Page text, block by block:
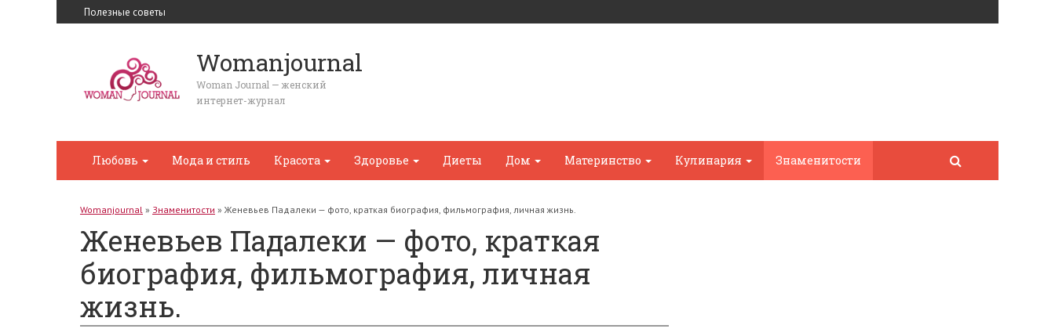
Полезные советы
Womanjournal
Woman Journal — женский
интернет-журнал
Любовь Мода и стиль Красота Здоровье Диеты Дом Материнство Кулинария Знаменитости
Womanjournal » Знаменитости » Женевьев Падалеки — фото, краткая биография, фильмография, личная жизнь.
Женевьев Падалеки — фото, краткая
биография, фильмография, личная
жизнь.